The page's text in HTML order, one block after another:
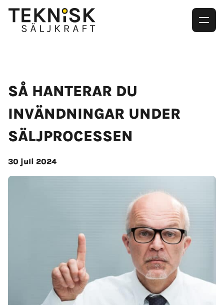
SÅ HANTERAR DU
INVÄNDNINGAR UNDER
SÄLJPROCESSEN
30 juli 2024